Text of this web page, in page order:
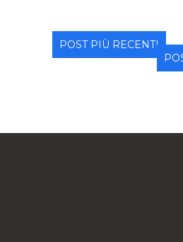
POST PIÙ RECENTI